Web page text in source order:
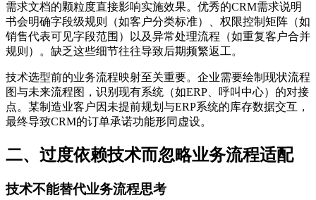
需求文档的颗粒度直接影响实施效果。优秀的CRM需求说明
书会明确字段级规则（如客户分类标准）、权限控制矩阵（如
销售代表可见字段范围）以及异常处理流程（如重复客户合并
规则）。缺乏这些细节往往导致后期频繁返工。
技术选型前的业务流程映射至关重要。企业需要绘制现状流程
图与未来流程图，识别现有系统（如ERP、呼叫中心）的对接
点。某制造业客户因未提前规划与ERP系统的库存数据交互，
最终导致CRM的订单承诺功能形同虚设。
二、过度依赖技术而忽略业务流程适配
技术不能替代业务流程思考